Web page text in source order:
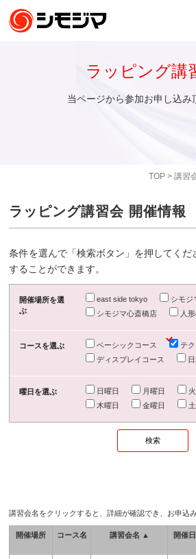
TOP> 講習
ラッピング講
当ページから参加お申し込み
ラッピング講習会 開催情報
条件を選んで「検索ボタン」を押してくだ
することができます。
開催場所を選
ぶ
east side tokyo
シモジ
シモジマ心斎橋店
人
コースを選ぶ ベーシックコース
テ
ディスプレイコース
曜日を選ぶ 日曜日 月曜日
木曜日
金曜日
講習会名をクリックすると、詳細が確認でき、お申込
開催場所 コース名 講習会名 ▲ 開催日